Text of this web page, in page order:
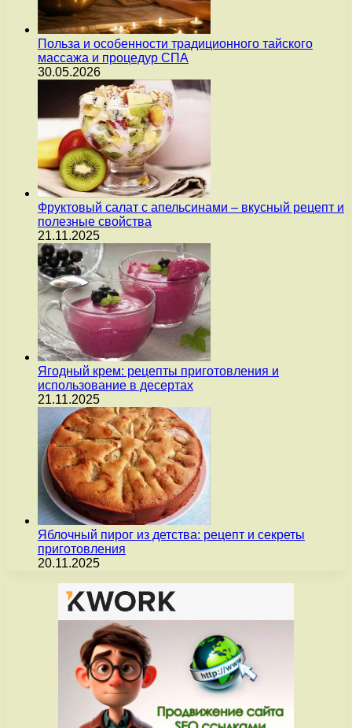
Польза и особенности традиционного тайского
массажа и процедур СПА
30.05.2026
Фруктовый салат с апельсинами – вкусный рецепт и
полезные свойства
21.11.2025
Ягодный крем: рецепты приготовления и
использование в десертах
21.11.2025
Яблочный пирог из детства: рецепт и секреты
приготовления
20.11.2025